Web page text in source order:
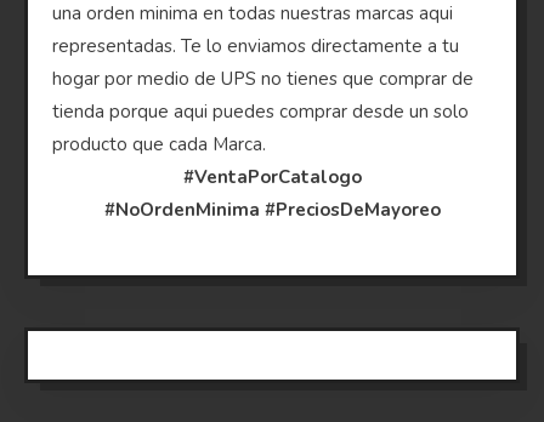
una orden minima en todas nuestras marcas aqui
representadas. Te lo enviamos directamente a tu
hogar por medio de UPS no tienes que comprar de
tienda porque aqui puedes comprar desde un solo
producto que cada Marca.
#VentaPorCatalogo
#NoOrdenMinima #PreciosDeMayoreo